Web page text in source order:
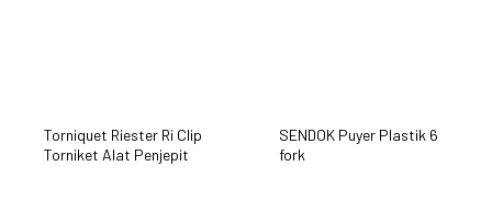
Torniquet Riester Ri Clip
Torniket Alat Penjepit
SENDOK Puyer Plastik 6
fork